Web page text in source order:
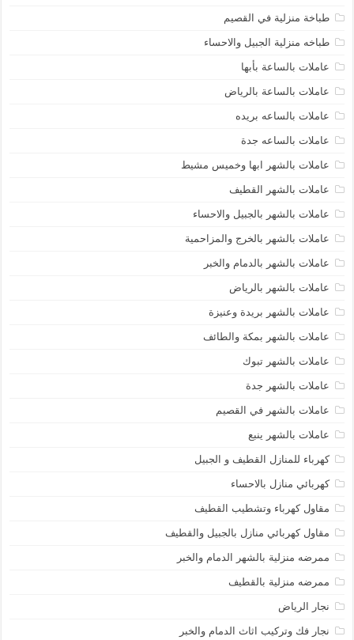
طباخة منزلية في القصيم
طباخه منزلية الجبيل والاحساء
عاملات بالساعة بأبها
عاملات بالساعة بالرياض
عاملات بالساعه بريده
عاملات بالساعه جدة
عاملات بالشهر ابها وخميس مشيط
عاملات بالشهر القطيف
عاملات بالشهر بالجبيل والاحساء
عاملات بالشهر بالخرج والمزاحمية
عاملات بالشهر بالدمام والخبر
عاملات بالشهر بالرياض
عاملات بالشهر بريدة وعنيزة
عاملات بالشهر بمكة والطائف
عاملات بالشهر تبوك
عاملات بالشهر جدة
عاملات بالشهر في القصيم
عاملات بالشهر ينبع
كهرباء للمنازل القطيف و الجبيل
كهربائي منازل بالاحساء
مقاول كهرباء وتشطيب القطيف
مقاول كهربائي منازل بالجبيل والقطيف
ممرضه منزلية بالشهر الدمام والخبر
ممرضه منزلية بالقطيف
نجار الرياض
نجار فك وتركيب اثاث الدمام والخبر